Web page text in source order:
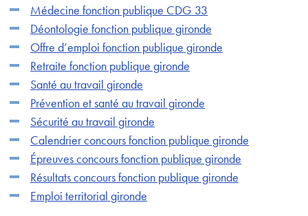
Médecine fonction publique CDG 33
Déontologie fonction publique gironde
Offre d’emploi fonction publique gironde
Retraite fonction publique gironde
Santé au travail gironde
Prévention et santé au travail gironde
Sécurité au travail gironde
Calendrier concours fonction publique gironde
Épreuves concours fonction publique gironde
Résultats concours fonction publique gironde
Emploi territorial gironde